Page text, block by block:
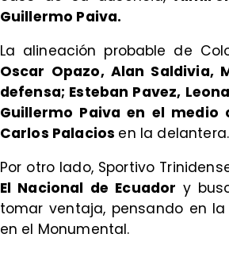
Guillermo Paiva.
La alineación probable de
Oscar Opazo, Alan Saldivia,
defensa; Esteban Pavez,
Guillermo Paiva en el medio
Carlos Palacios en la delantera.
Por otro lado, Sportivo
El Nacional de Ecuador y
tomar ventaja, pensando en
en el Monumental.